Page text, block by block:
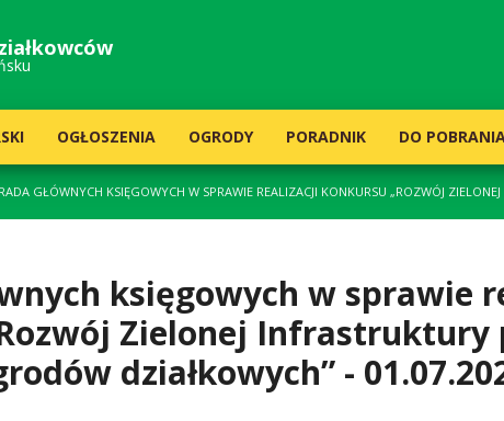
OGŁOSZENIA OGRODY PORADNIK DO
GŁÓWNYCH KSIĘGOWYCH W SPRAWIE REALIZACJI KONKURSU „ROZWÓJ
księgowych w sprawie
Zielonej Infrastruktury
działkowych” -